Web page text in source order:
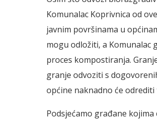
Komunalac Koprivnica od
javnim površinama u
mogu odložiti, a Komunalac
proces kompostiranja.
granje odvoziti s
općine naknadno će odrediti
Podsjećamo građane